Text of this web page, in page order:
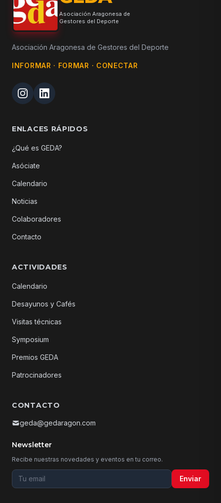
Asociación Aragonesa de
Gestores del Deporte
Asociación Aragonesa de Gestores del Deporte
INFORMAR · FORMAR · CONECTAR
ENLACES RÁPIDOS
¿Qué es GEDA?
Asóciate
Calendario
Noticias
Colaboradores
Contacto
ACTIVIDADES
Calendario
Desayunos y Cafés
Visitas técnicas
Symposium
Premios GEDA
Patrocinadores
CONTACTO
geda@gedaragon.com
Newsletter
Recibe nuestras novedades y eventos en tu correo.
Tu email para la newsletter Enviar